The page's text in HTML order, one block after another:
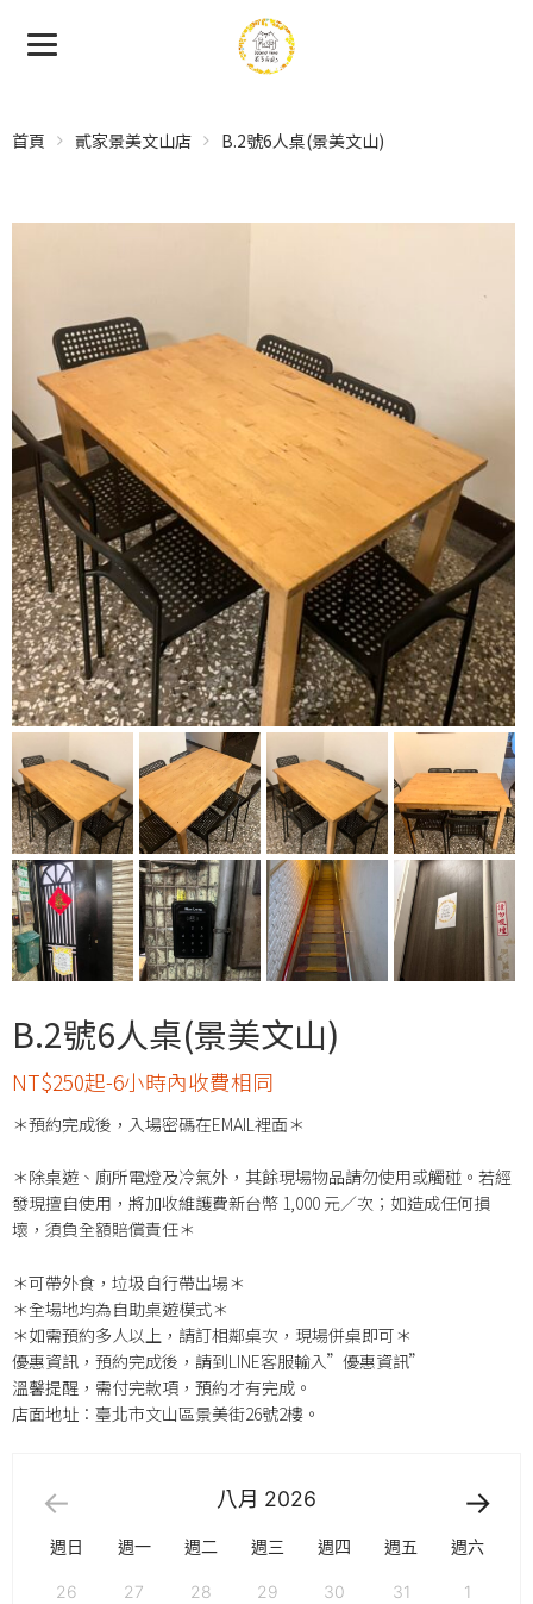
首頁 貳家景美文山店 B.2號6人桌(景美文山)
B.2號6人桌(景美文山)
NT$250起-6小時內收費相同
＊預約完成後，入場密碼在EMAIL裡面＊
＊除桌遊、廁所電燈及冷氣外，其餘現場物品請勿使用或觸碰。若經
發現擅自使用，將加收維護費新台幣 1,000 元／次；如造成任何損
壞，須負全額賠償責任＊
＊可帶外食，垃圾自行帶出場＊
＊全場地均為自助桌遊模式＊
＊如需預約多人以上，請訂相鄰桌次，現場併桌即可＊
優惠資訊，預約完成後，請到LINE客服輸入”優惠資訊”
溫馨提醒，需付完款項，預約才有完成。
店面地址：臺北市文山區景美街26號2樓。
八月 2026
週日 週一 週二 週三 週四 週五 週六
26 27 28 29 30 31 1